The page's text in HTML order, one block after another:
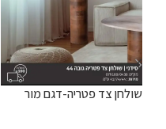
שולחן צד פטריה-דגם מור